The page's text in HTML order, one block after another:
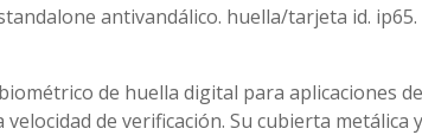
antivandálico. huella/tarjeta id. ip65.
de huella digital para aplicaciones
de verificación. Su cubierta